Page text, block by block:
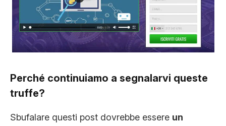
Perché continuiamo a segnalarvi queste
truffe?
Sbufalare questi post dovrebbe essere un